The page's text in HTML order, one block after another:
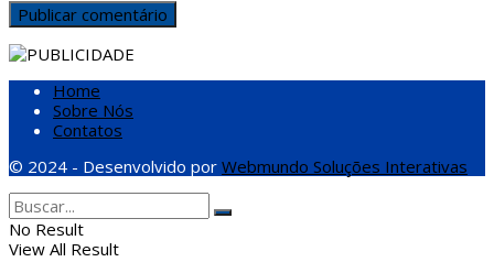
Home
Sobre Nós
Contatos
© 2024 - Desenvolvido por Webmundo Soluções Interativas
No Result
View All Result